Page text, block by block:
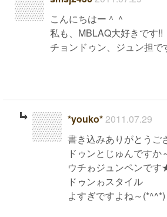
こんにちはー＾＾
私も、MBLAQ大好きです!!
チョンドゥン、ジュン担で
*youko*2011.07.29
書き込みありがとうご
ドゥンとじゅんです
ウチゎジュンペンで
ドゥンゎスタイル
よすぎですよね～(*^^*)